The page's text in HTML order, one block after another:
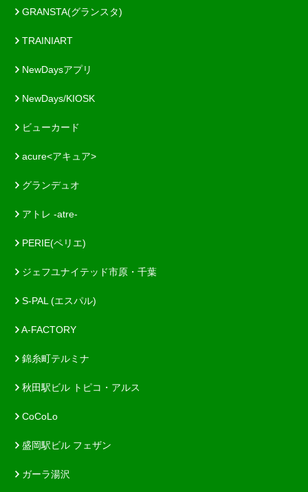
GRANSTA(グランスタ)
TRAINIART
NewDaysアプリ
NewDays/KIOSK
ビューカード
acure<アキュア>
グランデュオ
アトレ -atre-
PERIE(ペリエ)
ジェフユナイテッド市原・千葉
S-PAL (エスパル)
A-FACTORY
錦糸町テルミナ
秋田駅ビル トピコ・アルス
CoCoLo
盛岡駅ビル フェザン
ガーラ湯沢